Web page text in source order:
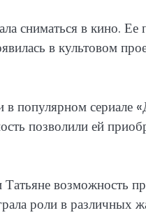
сниматься в кино. Ее
в культовом
популярном сериале
позволили ей
возможность
роли в различных